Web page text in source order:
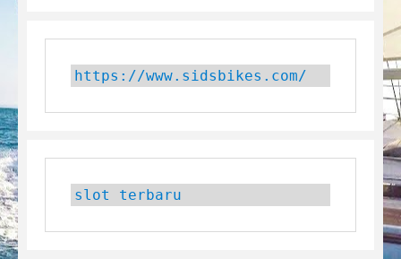
https://www.sidsbikes.com/
slot terbaru